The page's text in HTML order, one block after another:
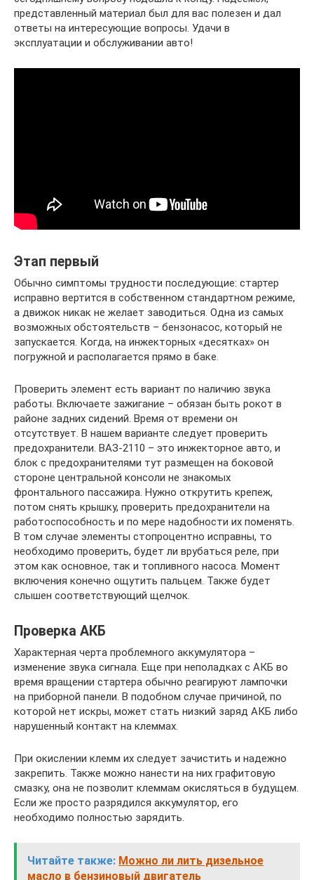
представленный материал был для вас полезен и дал
ответы на интересующие вопросы. Удачи в
эксплуатации и обслуживании авто!
Этап первый
Обычно симптомы трудности последующие: стартер
исправно вертится в собственном стандартном режиме,
а движок никак не желает заводиться. Одна из самых
возможных обстоятельств – бензонасос, который не
запускается. Когда, на инжекторных «десятках» он
погружной и располагается прямо в баке.
Проверить элемент есть вариант по наличию звука
работы. Включаете зажигание – обязан быть рокот в
районе задних сидений. Время от времени он
отсутствует. В нашем варианте следует проверить
предохранители. ВАЗ-2110 – это инжекторное авто, и
блок с предохранителями тут размещен на боковой
стороне центральной консоли не знакомых
фронтального пассажира. Нужно открутить крепеж,
потом снять крышку, проверить предохранители на
работоспособность и по мере надобности их поменять.
В том случае элементы стопроцентно исправны, то
необходимо проверить, будет ли врубаться реле, при
этом как основное, так и топливного насоса. Момент
включения конечно ощутить пальцем. Также будет
слышен соответствующий щелчок.
Проверка АКБ
Характерная черта проблемного аккумулятора –
изменение звука сигнала. Еще при неполадках с АКБ во
время вращении стартера обычно реагируют лампочки
на приборной панели. В подобном случае причиной, по
которой нет искры, может стать низкий заряд АКБ либо
нарушенный контакт на клеммах.
При окислении клемм их следует зачистить и надежно
закрепить. Также можно нанести на них графитовую
смазку, она не позволит клеммам окисляться в будущем.
Если же просто разрядился аккумулятор, его
необходимо полностью зарядить.
Читайте также: Можно ли лить дизельное
масло в бензиновый двигатель